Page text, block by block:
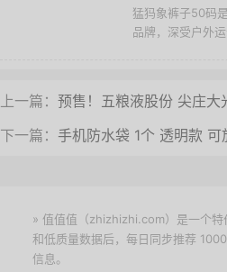
猛犸象裤子50码
品牌，深受户外
上一篇： 预售！五粮液股份 尖庄
下一篇： 手机防水袋 1个 透明款 可
» 值值值（zhizhizhi.com）是一个特
和低质量数据后，每日同步推荐
信息。